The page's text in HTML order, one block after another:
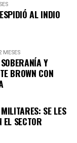
y
procesos de
se plantea
del agua
el
se considere
AL INDIO
MESES
Y
BROWN CON
SE LES
SECTOR